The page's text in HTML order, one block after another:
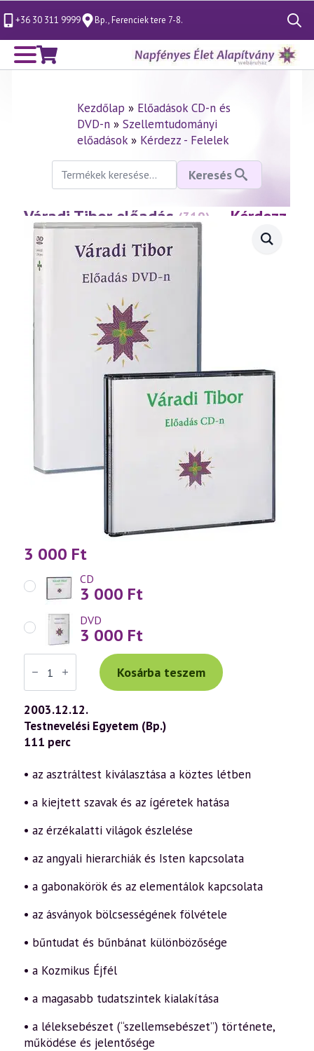
+36 30 311 9999 Bp., Ferenciek tere 7-8.
Search
for:
Kezdőlap » Előadások CD-n és
DVD-n» Szellemtudományi
előadások» Kérdezz - Felelek
Keresés
következőre:
Keresés
Váradi Tibor előadás (319)
— Kérdezz
– Felelek 5. rész
(2003.12.12.)
3 000 Ft
CD
3 000 Ft
DVD
3 000 Ft
Váradi
Tibor
előadás
(319)
—
Kérdezz
–
Felelek
5.
(2003.12.12.)
mennyiség
Kosárba teszem
2003.12.12.
Testnevelési Egyetem (Bp.)
111 perc
• az asztráltest kiválasztása a köztes létben
• a kiejtett szavak és az ígéretek hatása
• az érzékalatti világok észlelése
• az angyali hierarchiák és Isten kapcsolata
• a gabonakörök és az elementálok kapcsolata
• az ásványok bölcsességének fölvétele
• bűntudat és bűnbánat különbözősége
• a Kozmikus Éjfél
• a magasabb tudatszintek kialakítása
• a léleksebészet (“szellemsebészet”) története,
működése és jelentősége